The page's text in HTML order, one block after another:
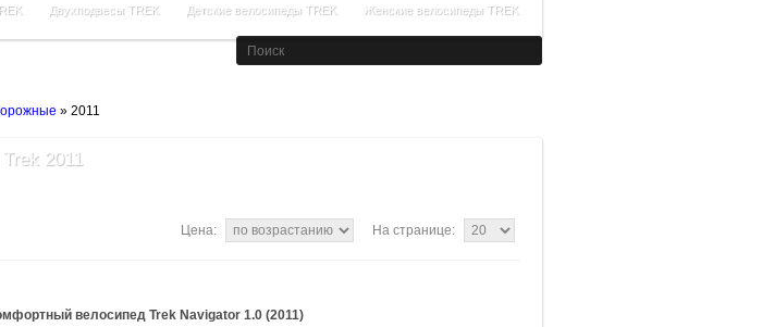
Двухподвесы TREK Детские велосипеды TREK Женские велосипеды TREK
» 2011
2011
На странице:
Цена:
велосипед Trek Navigator 1.0 (2011)